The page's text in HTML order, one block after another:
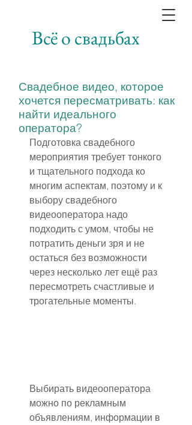
Всё о свадьбах
Свадебное видео, которое
хочется пересматривать: как
найти идеального
оператора?
Подготовка свадебного
мероприятия требует тонкого
и тщательного подхода ко
многим аспектам, поэтому и к
выбору свадебного
видеооператора надо
подходить с умом, чтобы не
потратить деньги зря и не
остаться без возможности
через несколько лет ещё раз
пересмотреть счастливые и
трогательные моменты.
Выбирать видеооператора
можно по рекламным
объявлениям, информации в